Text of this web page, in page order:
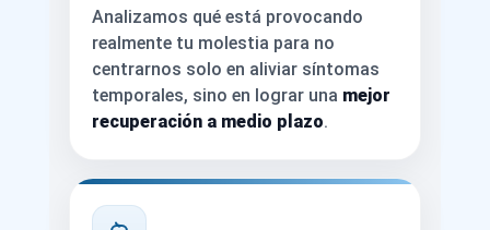
Analizamos qué está provocando
realmente tu molestia para no
centrarnos solo en aliviar síntomas
temporales, sino en lograr una mejor
recuperación a medio plazo.